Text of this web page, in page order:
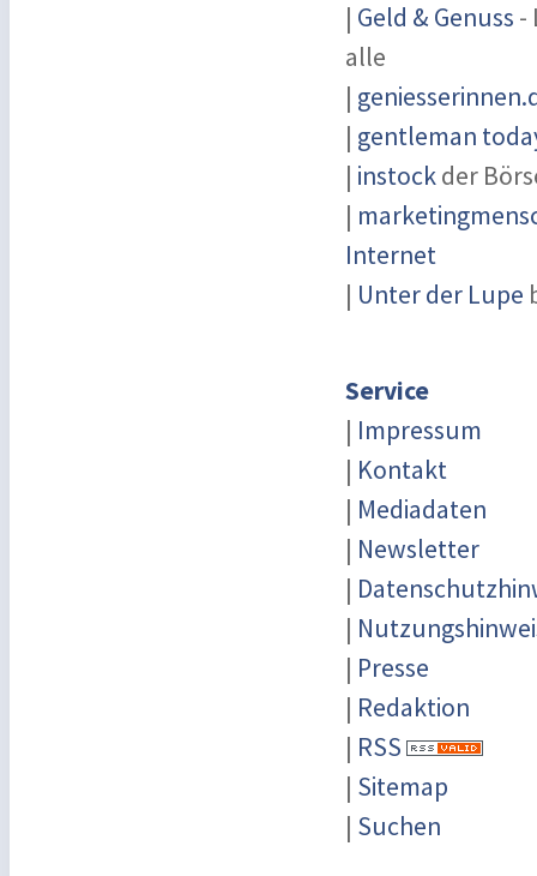
| Geld & Genuss -
alle
|
| gentleman
| instockder
|
Internet
| Unter der Lupe
Service
| Impressum
| Kontakt
| Mediadaten
| Newsletter
|
|
| Presse
| Redaktion
| RSS
| Sitemap
| Suchen